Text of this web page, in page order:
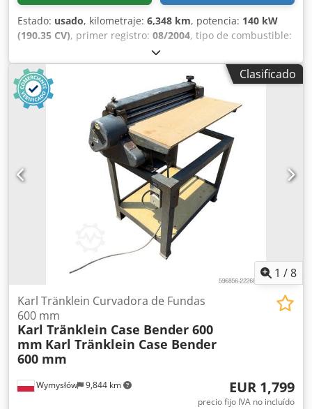
Estado: usado, kilometraje: 6,348 km, potencia: 140 kW
(190.35 CV), primer registro: 08/2004, tipo de combustible:
2004
MXM190 / Samson Cisterna de Vacío 8000 L Año: 2004
Condición: Buena Número de serie: ACM231045 Ref. nº.:
8084 Fecha de matriculación: CV: 190 Horas: 6348 Caja de
cambios: Powershift total 19+6 Depósito de gasoil: 1
Capacidad del depósito: 400 L Radio: ? Asiento neumático:
? Frenos: Frenos de disco en baño de aceite Tamaño de
neumáticos: 600/65R25 + 650/75R38 - 520/70R34 Cjdpeynq
Dbefx Alrsrf Porcentaje de banda de rodadura restante:
60% 90% - 40% Caja de herramientas: ? Sistema hidráulico:
? Fabricante de cisterna: Samson Capacidad de la cisterna:
8000 L Bomba de alta presión: 2 x HPP Caudal de alta
presión: 122 l/min - 130 bar Bomba de vacío: Samson
Clasificado
1 /8
Wymysłów 9,844 km
Karl Tränklein Curvadora de Fundas
600 mm
Karl Tränklein Case Bender 600
mm Karl Tränklein Case Bender
600 mm
EUR 1,799
precio fijo IVA no incluído